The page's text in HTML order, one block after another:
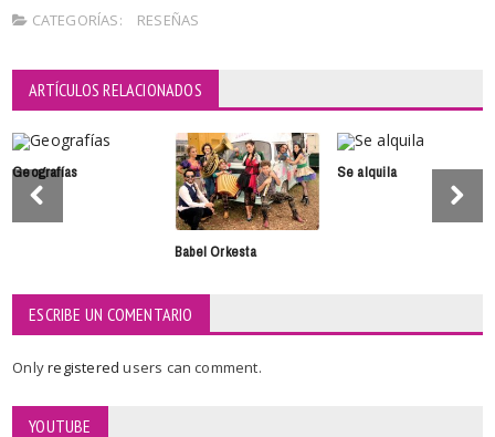
CATEGORÍAS: RESEÑAS
ARTÍCULOS RELACIONADOS
Geografías
Babel Orkesta
Se alquila
ESCRIBE UN COMENTARIO
Onlyregisteredusers can comment.
YOUTUBE